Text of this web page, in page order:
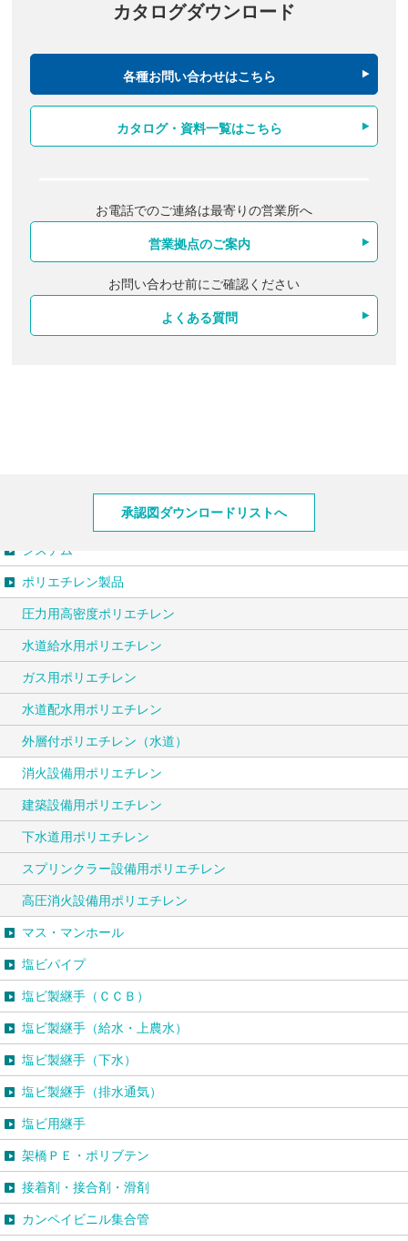
カタログダウンロード
各種お問い合わせはこちら
カタログ・資料一覧はこちら
お電話でのご連絡は最寄りの営業所へ
営業拠点のご案内
お問い合わせ前にご確認ください
よくある質問
承認図ダウンロードリストへ
システム
ポリエチレン製品
圧力用高密度ポリエチレン
水道給水用ポリエチレン
ガス用ポリエチレン
水道配水用ポリエチレン
外層付ポリエチレン（水道）
消火設備用ポリエチレン
建築設備用ポリエチレン
下水道用ポリエチレン
スプリンクラー設備用ポリエチレン
高圧消火設備用ポリエチレン
マス・マンホール
塩ビパイプ
塩ビ製継手（ＣＣＢ）
塩ビ製継手（給水・上農水）
塩ビ製継手（下水）
塩ビ製継手（排水通気）
塩ビ用継手
架橋ＰＥ・ポリブテン
接着剤・接合剤・滑剤
カンペイビニル集合管